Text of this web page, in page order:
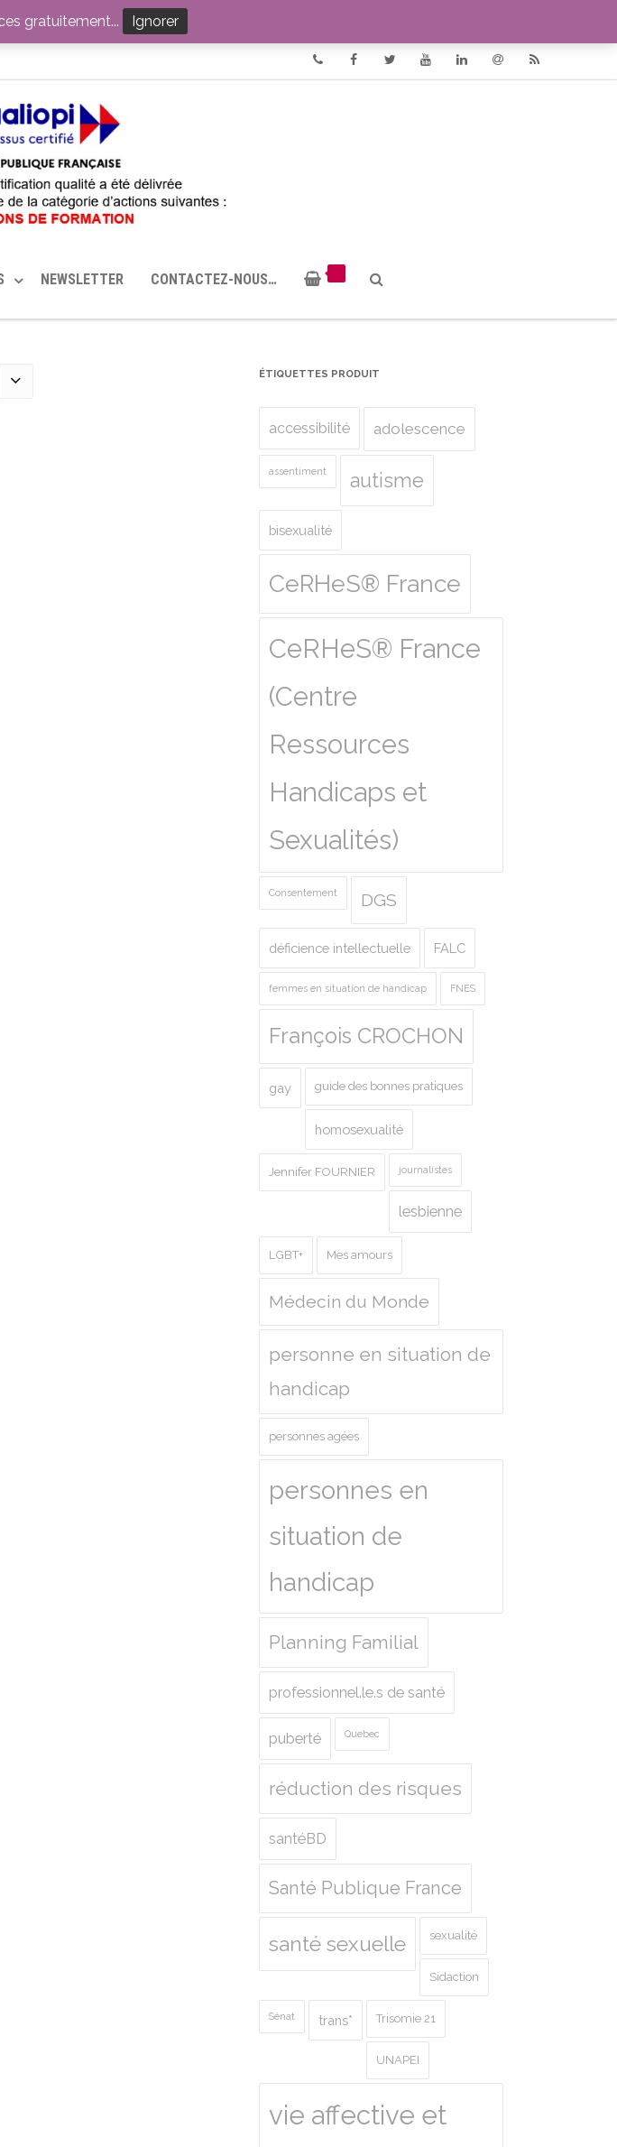
OUTILS EN SANTÉ SEXUELLE
NEWSLETTER CONTACTEZ-NOUS…
ÉTIQUETTES PRODUIT
accessibilité adolescence
assentiment autisme
bisexualité
CeRHeS® France
CeRHeS® France
(Centre
Ressources
Handicaps et
Sexualités)
Consentement DGS
déficience intellectuelle FALC
femmes en situation de handicap FNES
François CROCHON
gay guide des bonnes pratiques
homosexualité
Jennifer FOURNIER journalistes
lesbienne
LGBT+ Mes amours
Médecin du Monde
personne en situation de
handicap
personnes agées
personnes en
situation de
handicap
Planning Familial
professionnel.le.s de santé
puberté Quebec
réduction des risques
santéBD
Santé Publique France
santé sexuelle sexualité
Sidaction
Sénat trans* Trisomie 21
UNAPEI
vie affective et
gratuitement... Ignorer